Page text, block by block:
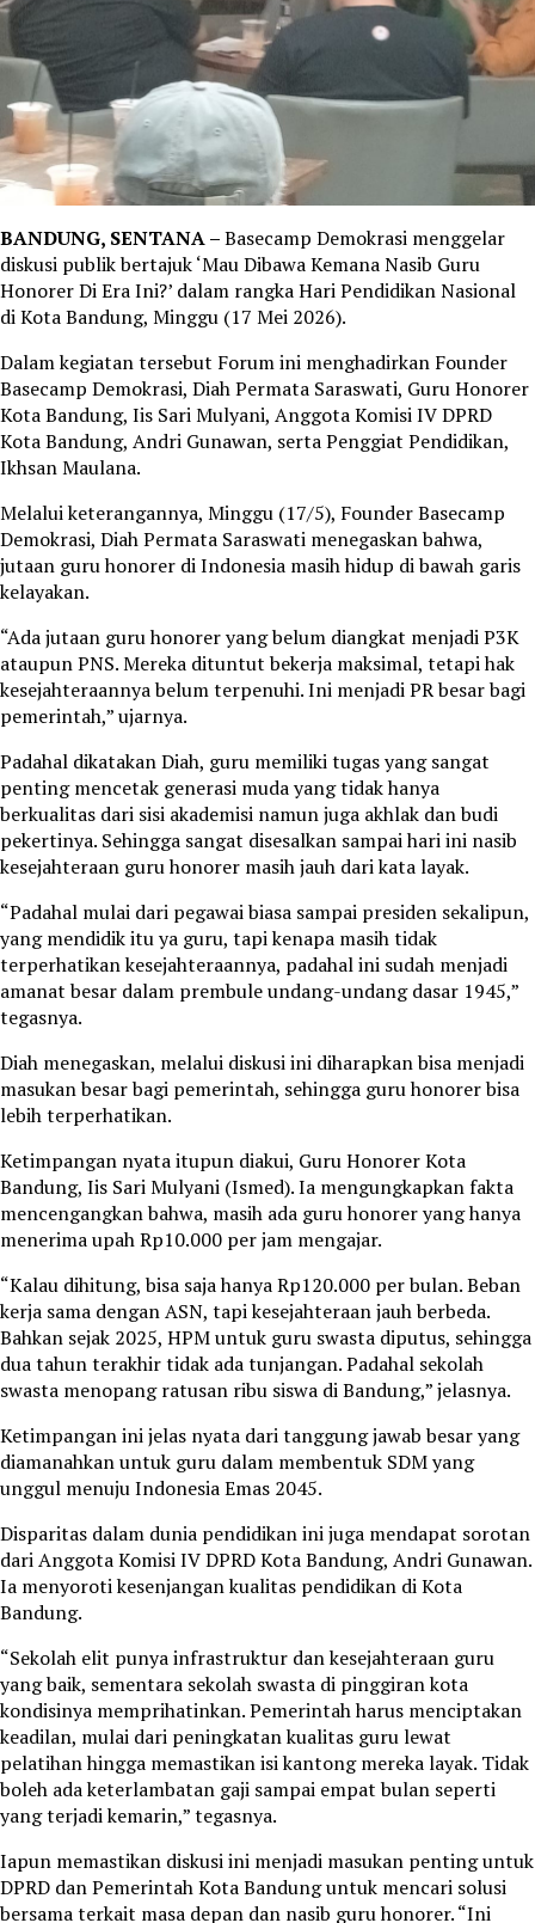
BANDUNG, SENTANA –Basecamp Demokrasi menggelar
diskusi publik bertajuk ‘Mau Dibawa Kemana Nasib Guru
Honorer Di Era Ini?’ dalam rangka Hari Pendidikan Nasional
di Kota Bandung, Minggu (17 Mei 2026).
Dalam kegiatan tersebut Forum ini menghadirkan Founder
Basecamp Demokrasi, Diah Permata Saraswati, Guru Honorer
Kota Bandung, Iis Sari Mulyani, Anggota Komisi IV DPRD
Kota Bandung, Andri Gunawan, serta Penggiat Pendidikan,
Ikhsan Maulana.
Melalui keterangannya, Minggu (17/5), Founder Basecamp
Demokrasi, Diah Permata Saraswati menegaskan bahwa,
jutaan guru honorer di Indonesia masih hidup di bawah garis
kelayakan.
“Ada jutaan guru honorer yang belum diangkat menjadi P3K
ataupun PNS. Mereka dituntut bekerja maksimal, tetapi hak
kesejahteraannya belum terpenuhi. Ini menjadi PR besar bagi
pemerintah,” ujarnya.
Padahal dikatakan Diah, guru memiliki tugas yang sangat
penting mencetak generasi muda yang tidak hanya
berkualitas dari sisi akademisi namun juga akhlak dan budi
pekertinya. Sehingga sangat disesalkan sampai hari ini nasib
kesejahteraan guru honorer masih jauh dari kata layak.
“Padahal mulai dari pegawai biasa sampai presiden sekalipun,
yang mendidik itu ya guru, tapi kenapa masih tidak
terperhatikan kesejahteraannya, padahal ini sudah menjadi
amanat besar dalam prembule undang-undang dasar 1945,”
tegasnya.
Diah menegaskan, melalui diskusi ini diharapkan bisa menjadi
masukan besar bagi pemerintah, sehingga guru honorer bisa
lebih terperhatikan.
Ketimpangan nyata itupun diakui, Guru Honorer Kota
Bandung, Iis Sari Mulyani (Ismed). Ia mengungkapkan fakta
mencengangkan bahwa, masih ada guru honorer yang hanya
menerima upah Rp10.000 per jam mengajar.
“Kalau dihitung, bisa saja hanya Rp120.000 per bulan. Beban
kerja sama dengan ASN, tapi kesejahteraan jauh berbeda.
Bahkan sejak 2025, HPM untuk guru swasta diputus, sehingga
dua tahun terakhir tidak ada tunjangan. Padahal sekolah
swasta menopang ratusan ribu siswa di Bandung,” jelasnya.
Ketimpangan ini jelas nyata dari tanggung jawab besar yang
diamanahkan untuk guru dalam membentuk SDM yang
unggul menuju Indonesia Emas 2045.
Disparitas dalam dunia pendidikan ini juga mendapat sorotan
dari Anggota Komisi IV DPRD Kota Bandung, Andri Gunawan.
Ia menyoroti kesenjangan kualitas pendidikan di Kota
Bandung.
“Sekolah elit punya infrastruktur dan kesejahteraan guru
yang baik, sementara sekolah swasta di pinggiran kota
kondisinya memprihatinkan. Pemerintah harus menciptakan
keadilan, mulai dari peningkatan kualitas guru lewat
pelatihan hingga memastikan isi kantong mereka layak. Tidak
boleh ada keterlambatan gaji sampai empat bulan seperti
yang terjadi kemarin,” tegasnya.
Iapun memastikan diskusi ini menjadi masukan penting untuk
DPRD dan Pemerintah Kota Bandung untuk mencari solusi
bersama terkait masa depan dan nasib guru honorer. “Ini